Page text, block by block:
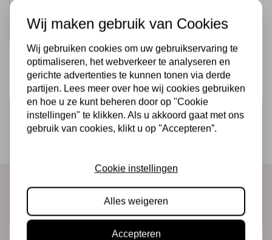
Snel toevoegen
Schrijf je in voor de nieuwsbrief
Ontvang als eerste onze actie en nieuwe producten
Wij maken gebruik van Cookies
Wij gebruiken cookies om uw gebruikservaring te
optimaliseren, het webverkeer te analyseren en
gerichte advertenties te kunnen tonen via derde
partijen. Lees meer over hoe wij cookies gebruiken
en hoe u ze kunt beheren door op "Cookie
instellingen" te klikken. Als u akkoord gaat met ons
gebruik van cookies, klikt u op "Accepteren”.
Cookie instellingen
Alles weigeren
Accepteren